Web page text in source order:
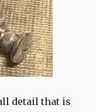
detail that is